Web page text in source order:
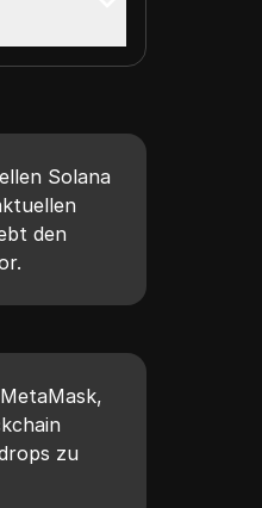
Solana
den
zu